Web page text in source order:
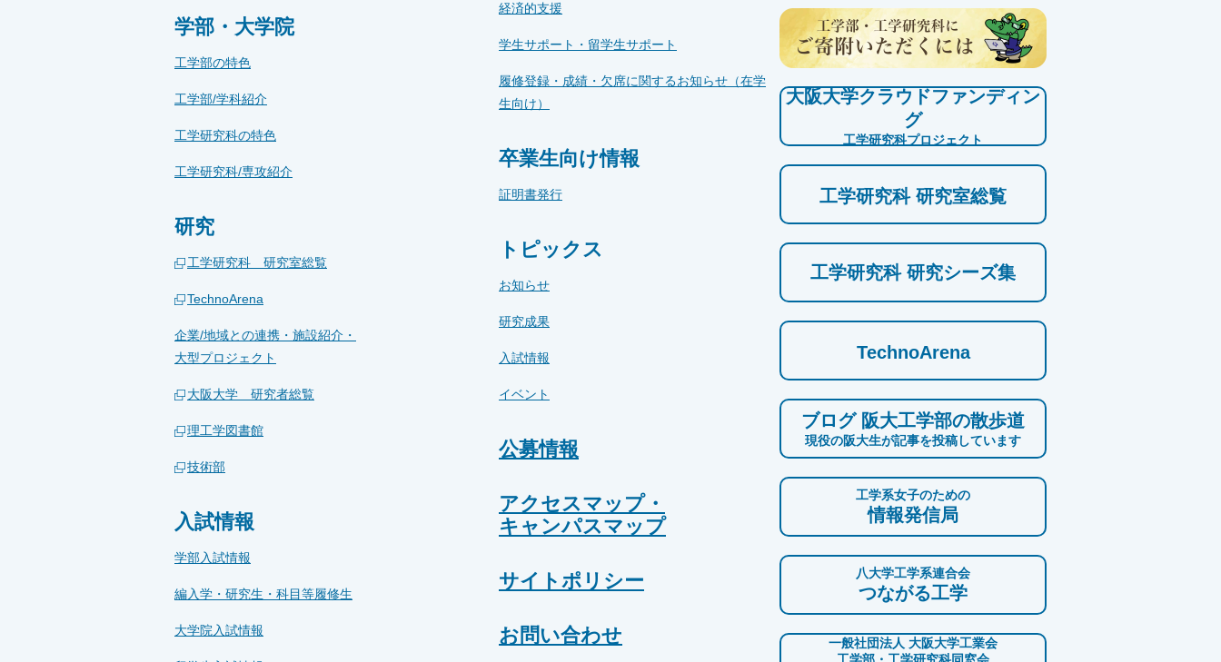
学部・大学院
工学部の特色
工学部/学科紹介
工学研究科の特色
工学研究科/専攻紹介
研究
工学研究科 研究室総覧
TechnoArena
企業/地域との連携・施設紹介・
大型プロジェクト
大阪大学 研究者総覧
理工学図書館
技術部
入試情報
学部入試情報
編入学・研究生・科目等履修生
大学院入試情報
経済的支援
学生サポート・留学生サポート
履修登録・成績・欠席に関するお知らせ（在学
生向け）
卒業生向け情報
証明書発行
トピックス
お知らせ
研究成果
入試情報
イベント
公募情報
アクセスマップ・
キャンパスマップ
サイトポリシー
お問い合わせ
大阪大学クラウドファンディン
グ
工学研究科プロジェクト
工学研究科 研究室総覧
工学研究科 研究シーズ集
TechnoArena
ブログ 阪大工学部の散歩道
現役の阪大生が記事を投稿しています
工学系女子のための
情報発信局
八大学工学系連合会
つながる工学
一般社団法人 大阪大学工業会